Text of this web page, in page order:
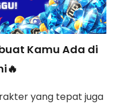
Kamu Ada di
yang tepat juga